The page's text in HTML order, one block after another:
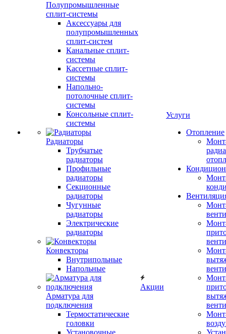
Полупромышленные
сплит-системы
Аксессуары для
полупромышленных
сплит-систем
Канальные сплит-
системы
Кассетные сплит-
системы
Напольно-
потолочные сплит-
системы
Консольные сплит-
системы
Радиаторы
Трубчатые
радиаторы
Профильные
радиаторы
Секционные
радиаторы
Чугунные
радиаторы
Электрические
радиаторы
Конвекторы
Внутрипольные
Напольные
Арматура для
подключения
Термостатические
головки
Установочные
Акции
Услуги
Отопление